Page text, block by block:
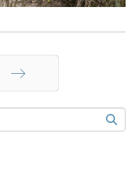
Weiter